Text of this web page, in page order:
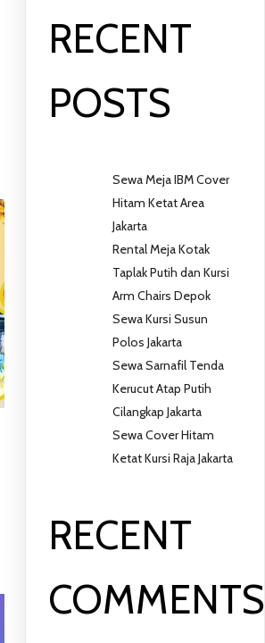
RECENT
POSTS
Sewa Meja IBM Cover
Hitam Ketat Area
Jakarta
Rental Meja Kotak
Taplak Putih dan Kursi
Arm Chairs Depok
Sewa Kursi Susun
Polos Jakarta
Sewa Sarnafil Tenda
Kerucut Atap Putih
Cilangkap Jakarta
Sewa Cover Hitam
Ketat Kursi Raja Jakarta
RECENT
COMMENTS